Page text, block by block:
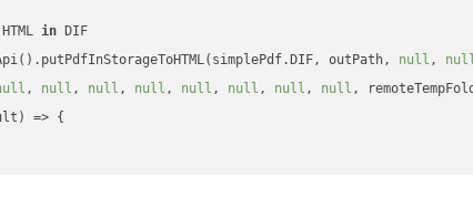
in
outPath, null ,
, null , null , null , null , null , null , null ,
=> {